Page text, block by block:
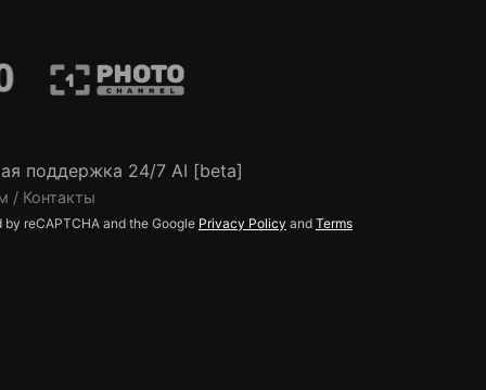
поддержка 24/7 AI [beta]
/ Контакты
reCAPTCHA and the Google Privacy Policy and Terms